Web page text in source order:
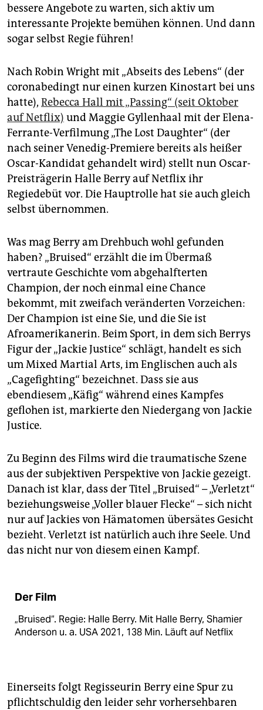
abo
genossenschaft
bessere Angebote zu warten, sich aktiv um
interessante Projekte bemühen können. Und dann
sogar selbst Regie führen!
Nach Robin Wright mit „Abseits des Lebens“ (der
coronabedingt nur einen kurzen Kinostart bei uns
hatte), Rebecca Hall mit „Passing“ (seit Oktober
auf Netflix) und Maggie Gyllenhaal mit der Elena-
Ferrante-Verfilmung „The Lost Daughter“ (der
nach seiner Venedig-Premiere bereits als heißer
Oscar-Kandidat gehandelt wird) stellt nun Oscar-
Preisträgerin Halle Berry auf Netflix ihr
Regiedebüt vor. Die Hauptrolle hat sie auch gleich
selbst übernommen.
Was mag Berry am Drehbuch wohl gefunden
haben? „Bruised“ erzählt die im Übermaß
vertraute Geschichte vom abgehalfterten
Champion, der noch einmal eine Chance
bekommt, mit zweifach veränderten Vorzeichen:
Der Champion ist eine Sie, und die Sie ist
Afroamerikanerin. Beim Sport, in dem sich Berrys
Figur der „Jackie Justice“ schlägt, handelt es sich
um Mixed Martial Arts, im Englischen auch als
„Cagefighting“ bezeichnet. Dass sie aus
ebendiesem „Käfig“ während eines Kampfes
geflohen ist, markierte den Niedergang von ­Jackie
Justice.
Zu Beginn des Films wird die traumatische Szene
aus der subjektiven Perspektive von Jackie gezeigt.
Danach ist klar, dass der Titel „Bruised“ – „Verletzt“
beziehungsweise „Voller blauer Flecke“ – sich nicht
nur auf Jackies von Hämatomen übersätes Gesicht
bezieht. Verletzt ist natürlich auch ihre Seele. Und
das nicht nur von diesem einen Kampf.
Der Film
„Bruised“. Regie: Halle Berry. Mit Halle Berry, Shamier
Anderson u. a. USA 2021, 138 Min. Läuft auf Netflix
Einerseits folgt Regisseurin Berry eine Spur zu
pflichtschuldig den leider sehr vorhersehbaren